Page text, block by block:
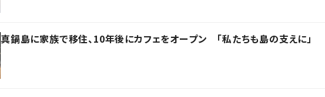
真鍋島に家族で移住、10年後にカフェをオープン 「私たちも島の支えに」